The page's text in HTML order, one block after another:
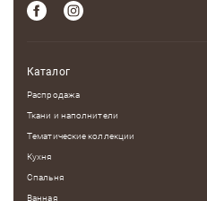
Каталог
Распродажа
Ткани и наполнители
Тематические коллекции
Кухня
Спальня
Ванная